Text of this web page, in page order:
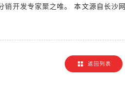
销开发专家聚之唯。 本文源自长沙
返回列表